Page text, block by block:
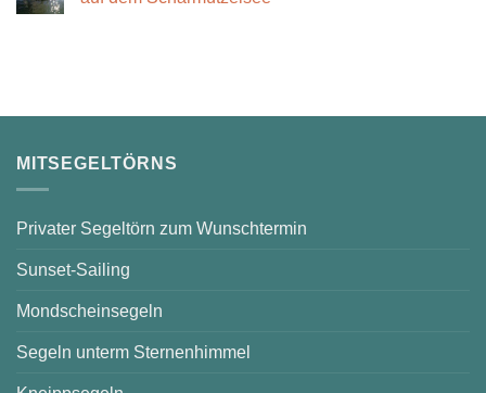
–
auf
dem
MITSEGELTÖRNS
Privater Segeltörn zum Wunschtermin
Sunset-Sailing
Mondscheinsegeln
Segeln unterm Sternenhimmel